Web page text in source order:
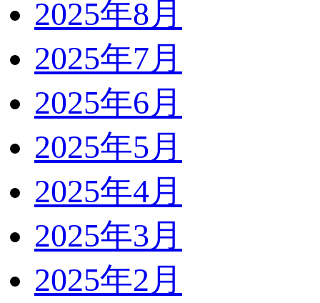
2025年8月
2025年7月
2025年6月
2025年5月
2025年4月
2025年3月
2025年2月